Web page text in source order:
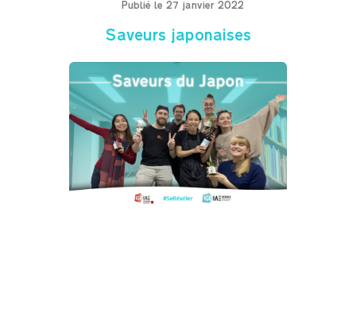
Publié le 27 janvier 2022
Saveurs japonaises